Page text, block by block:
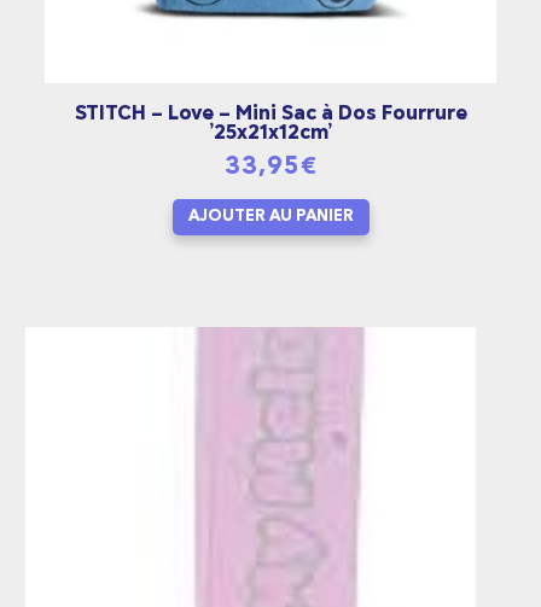
STITCH – Love – Mini Sac à Dos Fourrure
’25x21x12cm’
33,95€
AJOUTER AU PANIER